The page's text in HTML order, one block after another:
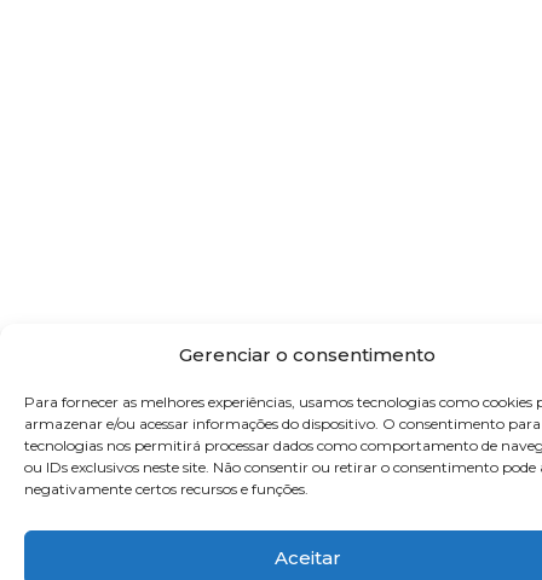
Gerenciar o consentimento
Para fornecer as melhores experiências, usamos tecnologias como cookies
armazenar e/ou acessar informações do dispositivo. O consentimento para
tecnologias nos permitirá processar dados como comportamento de
ou IDs exclusivos neste site. Não consentir ou retirar o consentimento pode
negativamente certos recursos e funções.
Aceitar